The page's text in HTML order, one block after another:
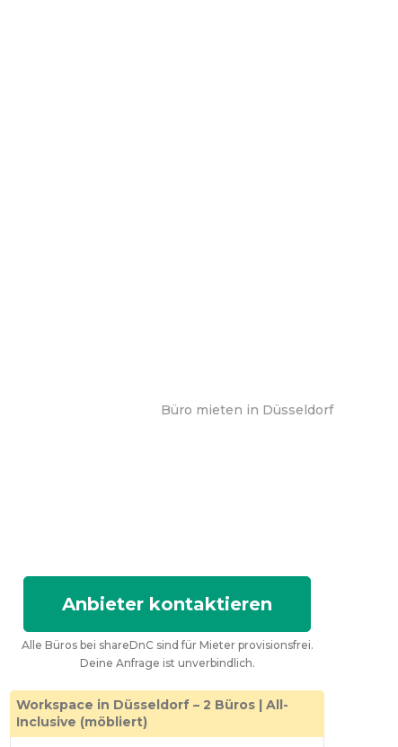
Büro mieten in Düsseldorf
Anbieter kontaktieren
Alle Büros bei shareDnC sind für Mieter provisionsfrei.
Deine Anfrage ist unverbindlich.
Workspace in Düsseldorf – 2 Büros | All-
Inclusive (möbliert)